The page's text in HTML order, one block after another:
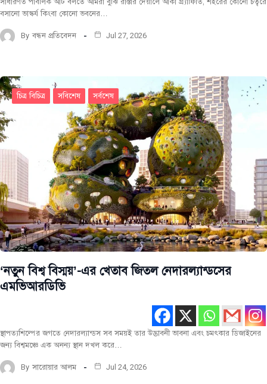
বসানো ভাস্কর্য কিংবা কোনো ভবনের…
By বন্ধন প্রতিবেদন Jul 27, 2026
চিত্র বিচিত্র সবিশেষ সর্বশেষ
‘নতুন বিশ্ব বিস্ময়’-এর খেতাব জিতল নেদারল্যান্ডসের
এমভিআরডিভি
স্থাপত্যশিল্পের জগতে নেদারল্যান্ডস সব সময়ই তার উদ্ভাবনী ভাবনা এবং চমৎকার ডিজাইনের
জন্য বিশ্বমঞ্চে এক অনন্য স্থান দখল করে…
By সারোয়ার আলম Jul 24, 2026